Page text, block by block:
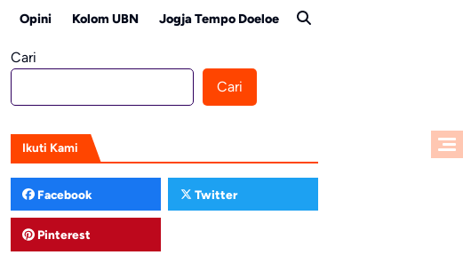
Opini Kolom UBN Jogja Tempo Doeloe
Cari
Cari
Ikuti Kami
Facebook Twitter
Pinterest